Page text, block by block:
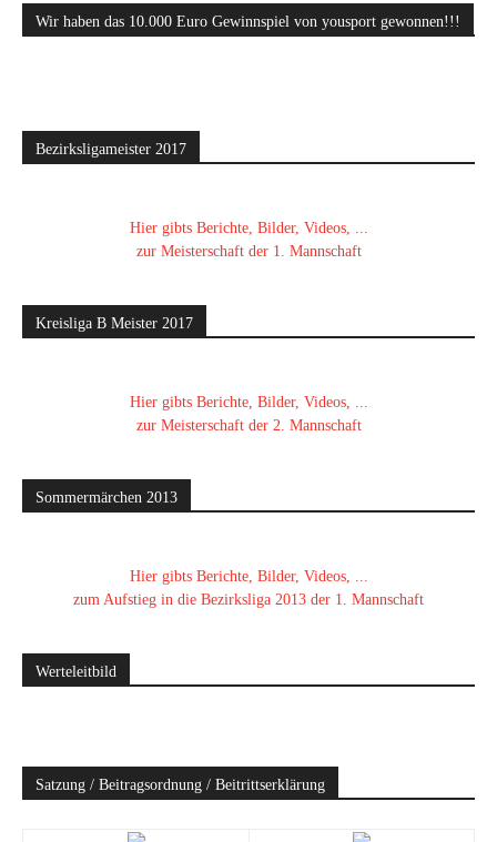
Wir haben das 10.000 Euro Gewinnspiel von yousport gewonnen!!!
Bezirksligameister 2017
Hier gibts Berichte, Bilder, Videos, ...
zur Meisterschaft der 1. Mannschaft
Kreisliga B Meister 2017
Hier gibts Berichte, Bilder, Videos, ...
zur Meisterschaft der 2. Mannschaft
Sommermärchen 2013
Hier gibts Berichte, Bilder, Videos, ...
zum Aufstieg in die Bezirksliga 2013 der 1. Mannschaft
Werteleitbild
Satzung / Beitragsordnung / Beitrittserklärung